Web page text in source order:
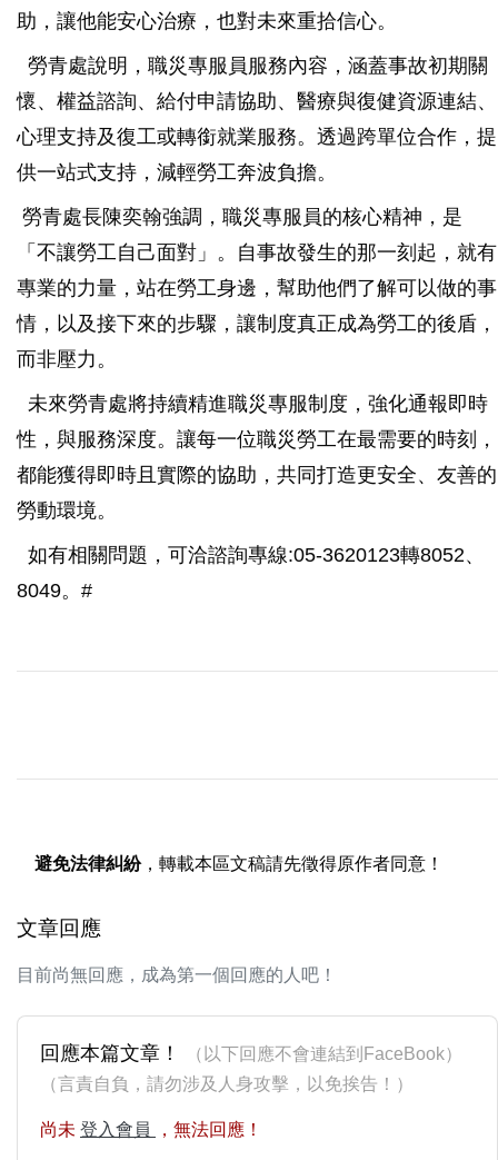
助，讓他能安心治療，也對未來重拾信心。
勞青處說明，職災專服員服務內容，涵蓋事故初期關
懷、權益諮詢、給付申請協助、醫療與復健資源連結、
心理支持及復工或轉銜就業服務。透過跨單位合作，提
供一站式支持，減輕勞工奔波負擔。
勞青處長陳奕翰強調，職災專服員的核心精神，是
「不讓勞工自己面對」。自事故發生的那一刻起，就有
專業的力量，站在勞工身邊，幫助他們了解可以做的事
情，以及接下來的步驟，讓制度真正成為勞工的後盾，
而非壓力。
未來勞青處將持續精進職災專服制度，強化通報即時
性，與服務深度。讓每一位職災勞工在最需要的時刻，
都能獲得即時且實際的協助，共同打造更安全、友善的
勞動環境。
如有相關問題，可洽諮詢專線:05-3620123轉8052、
8049。#
避免法律糾紛，轉載本區文稿請先徵得原作者同意！
文章回應
目前尚無回應，成為第一個回應的人吧！
回應本篇文章！
（以下回應不會連結到FaceBook）
（言責自負，請勿涉及人身攻擊，以免挨告！）
尚未 登入會員 ，無法回應！